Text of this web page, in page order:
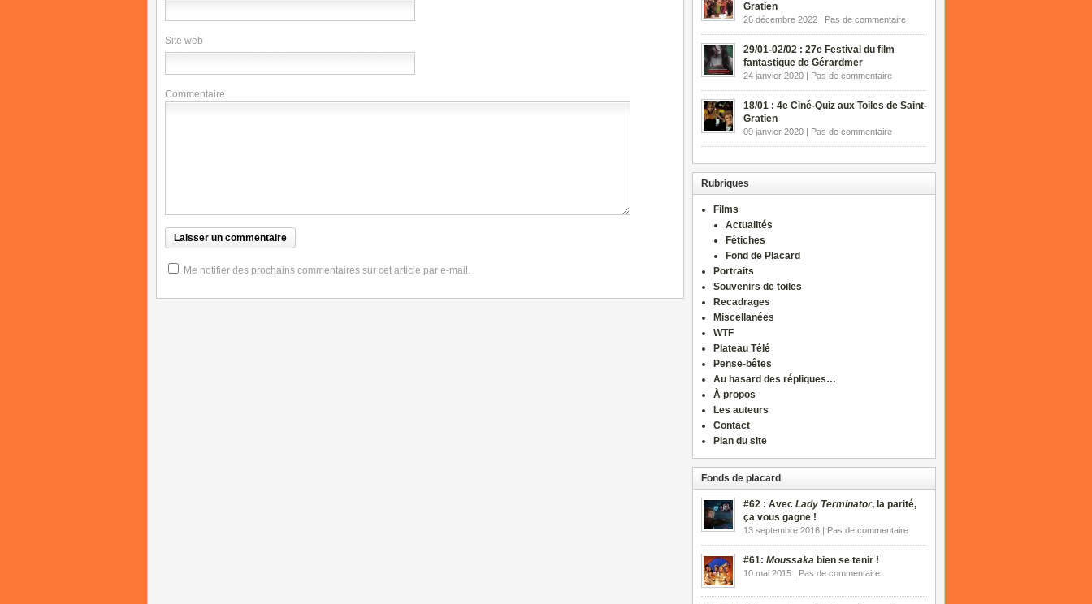
Site web
Commentaire
Me notifier des prochains commentaires sur cet article par e-mail.
Gratien
26 décembre 2022 | Pas de commentaire
29/01-02/02 : 27e Festival du film
fantastique de Gérardmer
24 janvier 2020 | Pas de commentaire
18/01 : 4e Ciné-Quiz aux Toiles de Saint-
Gratien
09 janvier 2020 | Pas de commentaire
Rubriques
Films
Actualités
Fétiches
Fond de Placard
Portraits
Souvenirs de toiles
Recadrages
Miscellanées
WTF
Plateau Télé
Pense-bêtes
Au hasard des répliques…
À propos
Les auteurs
Contact
Plan du site
Fonds de placard
#62 : Avec Lady Terminator, la parité,
ça vous gagne !
13 septembre 2016 | Pas de commentaire
#61: Moussaka bien se tenir !
10 mai 2015 | Pas de commentaire